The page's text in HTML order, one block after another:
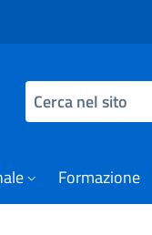
Cerca nel sito
Formazione